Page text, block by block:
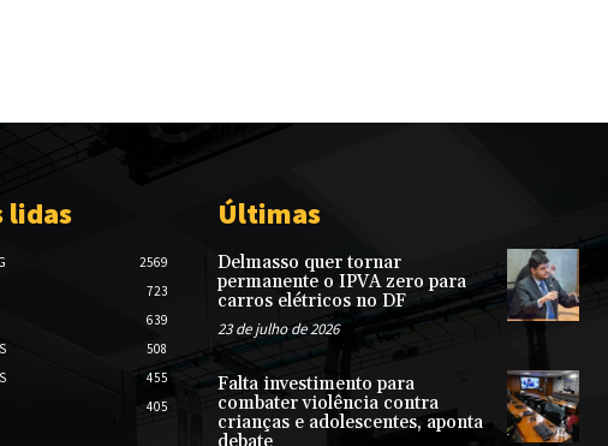
lidas
2569
723
639
508
455
405
Últimas
Delmasso quer tornar
permanente o IPVA zero para
carros elétricos no DF
23 de julho de 2026
Falta investimento para
combater violência contra
crianças e adolescentes, aponta